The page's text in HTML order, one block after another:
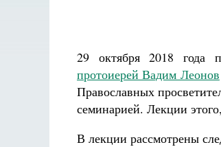
29 октября 2018 года
протоиерей Вадим Леонов
Православных
семинарией. Лекции
В лекции рассмотрены